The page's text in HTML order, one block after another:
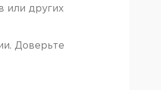
или других
Доверьте